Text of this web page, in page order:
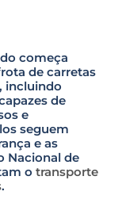
começa
de carretas
incluindo
de
e
seguem
e as
Nacional de
o transporte
.